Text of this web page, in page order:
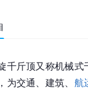
千斤顶又称机械
为交通、建筑、 航